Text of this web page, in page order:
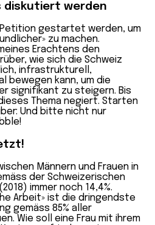
diskutiert werden
gestartet werden, um
zu machen.
Erachtens den
wie sich die Schweiz
infrastrukturell,
bewegen kann, um die
signifikant zu steigern. Bis
Thema negiert. Starten
Und bitte nicht nur
Männern und Frauen in
der Schweizerischen
immer noch 14,4%.
Arbeit» ist die dringendste
gemäss 85% aller
Wie soll eine Frau mit ihrem